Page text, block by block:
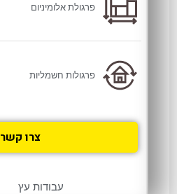
פרגולת אלומיניום
פרגולות חשמליות
צרו קשר
עבודות עץ